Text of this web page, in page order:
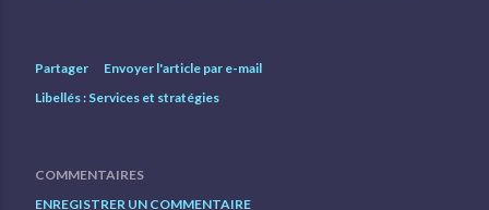
Partager
Envoyer l'article par e-mail
Libellés : Services et stratégies
COMMENTAIRES
ENREGISTRER UN COMMENTAIRE